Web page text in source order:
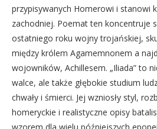
przypisywanych Homerowi i stanowi
zachodniej. Poemat ten koncentruje
ostatniego roku wojny trojańskiej,
między królem Agamemnonem a
wojowników, Achillesem. „Iliada” to
walce, ale także głębokie studium
chwały i śmierci. Jej wzniosły styl,
homeryckie i realistyczne opisy